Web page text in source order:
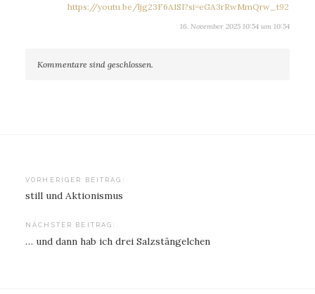
https://youtu.be/ljg23F6A1SI?si=eGA3rRwMmQrw_t92
16. November 2025 10:54 um 10:54
Kommentare sind geschlossen.
Beitragsnavigation
VORHERIGER BEITRAG:
still und Aktionismus
NÄCHSTER BEITRAG:
… und dann hab ich drei Salzstängelchen